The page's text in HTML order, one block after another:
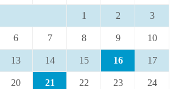
1 2 3
6 7 8 9 10
13 14 15 16 17
20 21 22 23 24